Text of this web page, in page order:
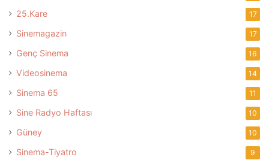
25.Kare 17
Sinemagazin 17
Genç Sinema 16
Videosinema 14
Sinema 65 11
Sine Radyo Haftası 10
Güney 10
Sinema-Tiyatro 9